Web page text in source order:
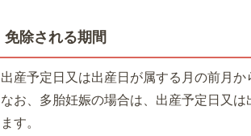
免除される期間
出産予定日又は出産日が属する月の前月
なお、多胎妊娠の場合は、出産予定日又
ます。